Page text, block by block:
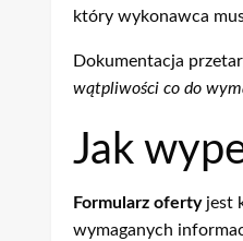
który wykonawca
Dokumentacja
wątpliwości co do
Jak
Formularz ofertyjest
wymaganych